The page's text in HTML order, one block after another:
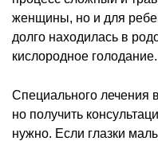
женщины, но и для
долго находилась в
кислородное голодание.
Специального лечения
но получить
нужно. Если глазки